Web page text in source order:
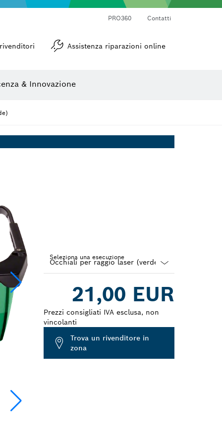
PRO360 Contatti
Assistenza riparazioni online
& Innovazione
Seleziona una esecuzione
21,00 EUR
Prezzi consigliati IVA esclusa, non
vincolanti
Trova un rivenditore in
zona